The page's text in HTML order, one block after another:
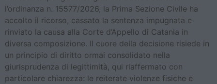
l’ordinanza n. 15577/2026, la Prima Sezione Civile ha
accolto il ricorso, cassato la sentenza impugnata e
rinviato la causa alla Corte d’Appello di Catania in
diversa composizione. Il cuore della decisione risiede in
un principio di diritto ormai consolidato nella
giurisprudenza di legittimità, qui riaffermato con
particolare chiarezza: le reiterate violenze fisiche e